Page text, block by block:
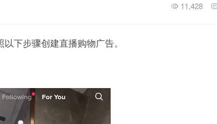
11,428
以下步骤创建直播购物广告。